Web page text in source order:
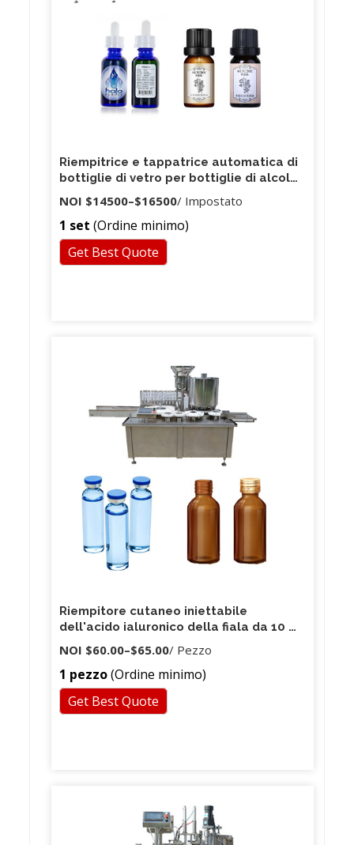
Riempitrice e tappatrice automatica di
bottiglie di vetro per bottiglie di alcol
soluzione orale automatica 4000BPH
NOI $14500–$16500/ Impostato
1 set (Ordine minimo)
Get Best Quote
Riempitore cutaneo iniettabile
dell'acido ialuronico della fiala da 10 ml
per la penna ialuronica
NOI $60.00–$65.00/ Pezzo
1 pezzo(Ordine minimo)
Get Best Quote